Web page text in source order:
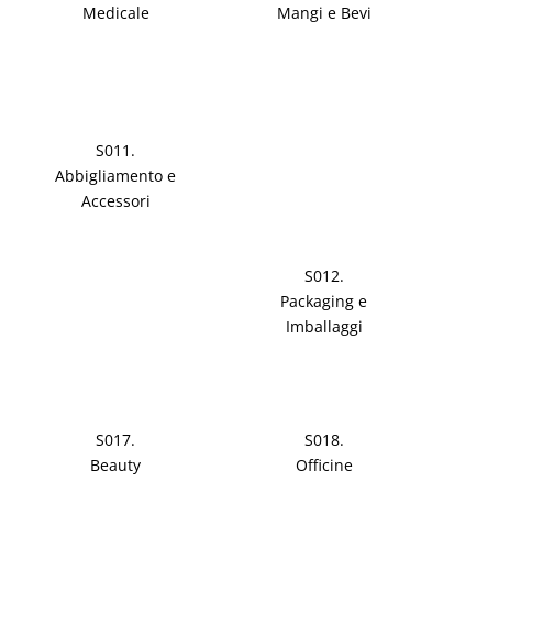
Medicale
Mangi e Bevi
S011.
Abbigliamento e
Accessori
S012.
Packaging e
Imballaggi
S017.
Beauty
S018.
Officine